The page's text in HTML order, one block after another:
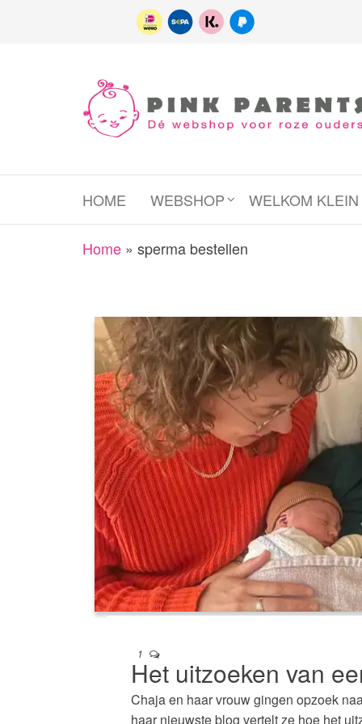
Parents
HOME WEBSHOP WELKOM
Home » sperma bestellen
1
Het uitzoeken van
Chaja en haar vrouw gingen opzoek
haar nieuwste blog vertelt ze hoe het